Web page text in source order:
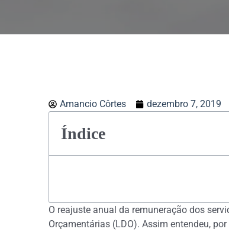
Amancio Côrtes dezembro 7, 2019
Índice
O reajuste anual da remuneração dos
Orçamentárias (LDO). Assim entendeu,